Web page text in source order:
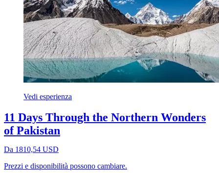
Vedi esperienza
11 Days Through the Northern Wonders
of Pakistan
Da 1810,54 USD
Prezzi e disponibilità possono cambiare.